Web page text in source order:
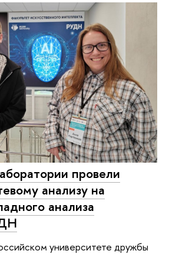
провели
анализу на
анализа
университете дружбы